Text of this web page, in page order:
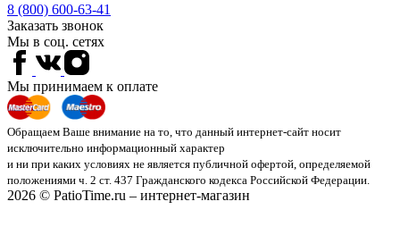
8 (800) 600-63-41
Заказать звонок
Мы в соц. сетях
Мы принимаем к оплате
Обращаем Ваше внимание на то, что данный интернет-сайт носит
исключительно информационный характер
и ни при каких условиях не является публичной офертой, определяемой
положениями ч. 2 ст. 437 Гражданского кодекса Российской Федерации.
2026 © PatioTime.ru – интернет-магазин